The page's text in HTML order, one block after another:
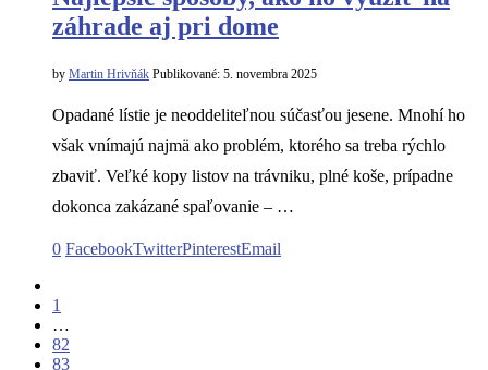
záhrade aj pri dome
by Martin Hrivňák Publikované: 5. novembra 2025
Opadané lístie je neoddeliteľnou súčasťou jesene. Mnohí ho
však vnímajú najmä ako problém, ktorého sa treba rýchlo
zbaviť. Veľké kopy listov na trávniku, plné koše, prípadne
dokonca zakázané spaľovanie – …
0 FacebookTwitterPinterestEmail
1
…
82
83